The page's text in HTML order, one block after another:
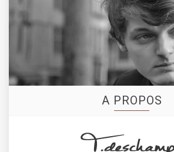
A PROPOS